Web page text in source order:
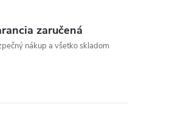
zaručená
nákup a všetko skladom